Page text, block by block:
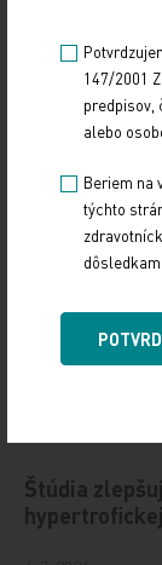
Štúdia
147/2001
predpisov,
alebo
Beriem na
týchto